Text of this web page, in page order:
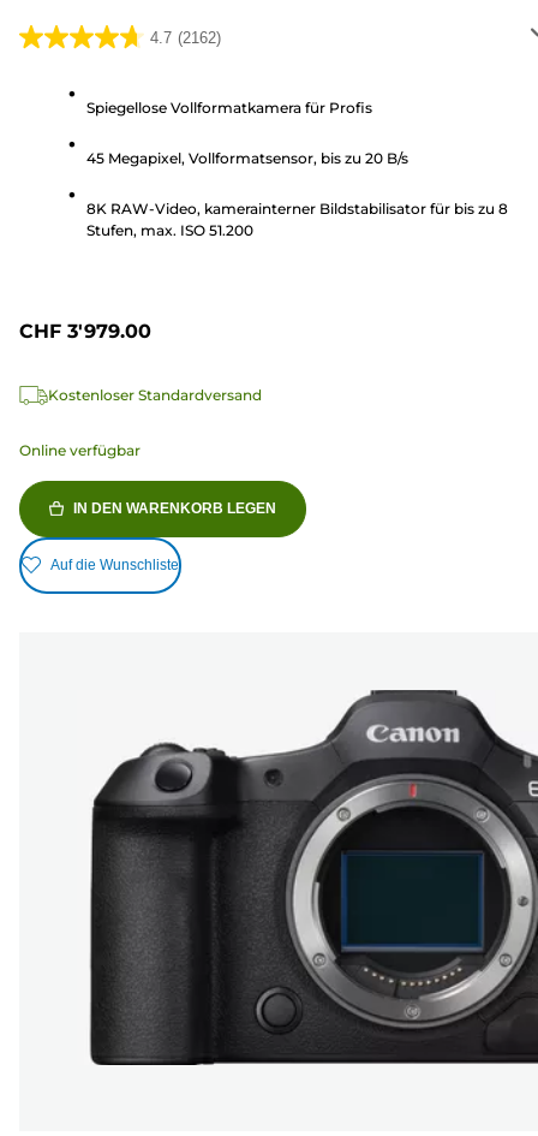
4.7 (2162)
4.7
Sternen.
Bewertungen
Spiegellose Vollformatkamera für Profis
45 Megapixel, Vollformatsensor, bis zu 20 B/s
8K RAW-Video, kamerainterner Bildstabilisator für bis zu 8
Stufen, max. ISO 51.200
CHF 3'979.00
Kostenloser Standardversand
Online verfügbar
IN DEN WARENKORB LEGEN
Auf die Wunschliste